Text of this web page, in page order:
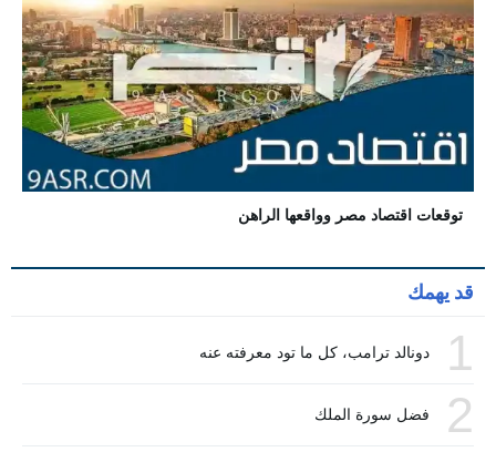
توقعات اقتصاد مصر وواقعها الراهن
قد يهمك
1 دونالد ترامب، كل ما تود معرفته عنه
2 فضل سورة الملك